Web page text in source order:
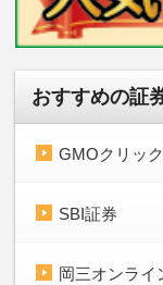
おすすめの証
GMOクリッ
SBI証券
岡三オンライ